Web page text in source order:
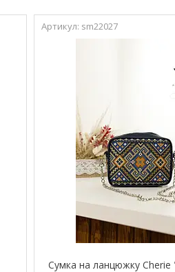
sm22027
Сумка на ланцюжку